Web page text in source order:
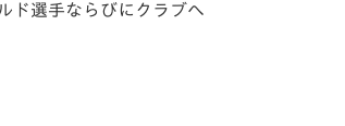
ド選手ならびにクラブへ